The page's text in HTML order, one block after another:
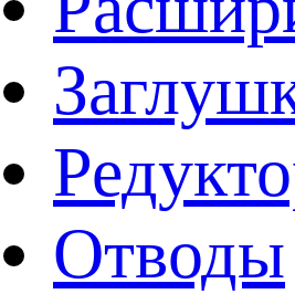
Отводы